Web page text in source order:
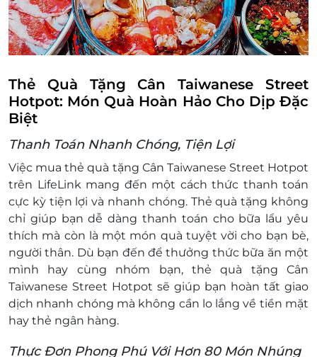
Thẻ Quà Tặng Cân Taiwanese Street
Hotpot: Món Quà Hoàn Hảo Cho Dịp Đặc
Biệt
Thanh Toán Nhanh Chóng, Tiện Lợi
Việc mua thẻ quà tặng Cân Taiwanese Street Hotpot
trên LifeLink mang đến một cách thức thanh toán
cực kỳ tiện lợi và nhanh chóng. Thẻ quà tặng không
chỉ giúp bạn dễ dàng thanh toán cho bữa lẩu yêu
thích mà còn là một món quà tuyệt vời cho bạn bè,
người thân. Dù bạn đến để thưởng thức bữa ăn một
mình hay cùng nhóm bạn, thẻ quà tặng Cân
Taiwanese Street Hotpot sẽ giúp bạn hoàn tất giao
dịch nhanh chóng mà không cần lo lắng về tiền mặt
hay thẻ ngân hàng.
Thực Đơn Phong Phú Với Hơn 80 Món Nhúng